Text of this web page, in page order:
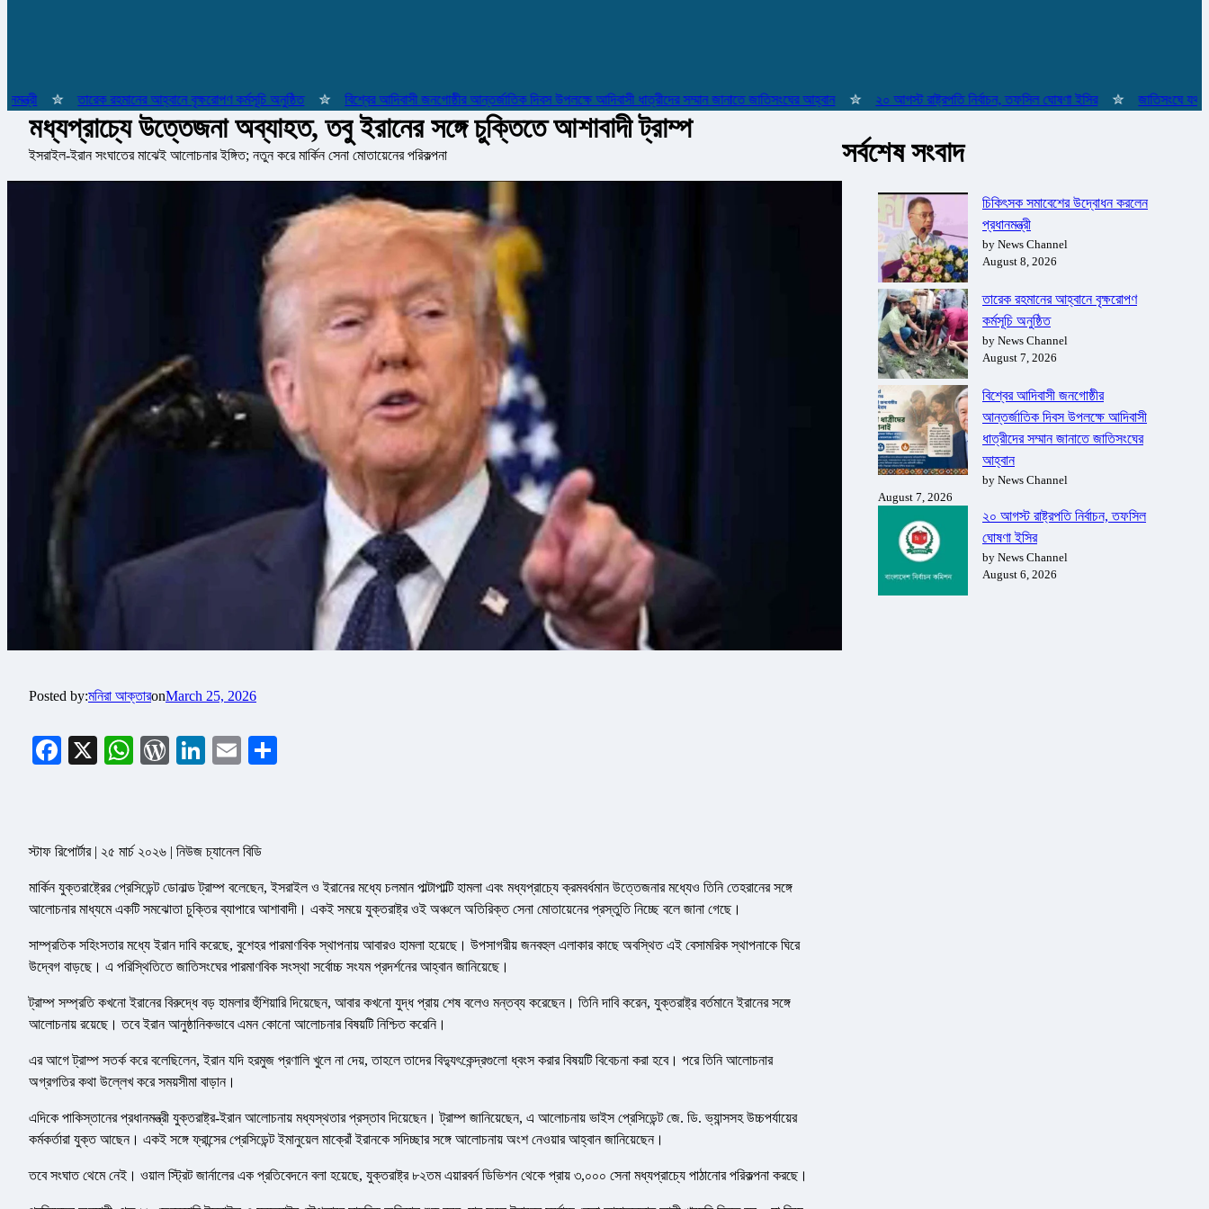
✮ তারেক রহমানের আহ্বানে বৃক্ষরোপণ কর্মসূচি অনুষ্ঠিত ✮ বিশ্বের আদিবাসী জনগোষ্ঠীর আন্তর্জাতিক দিবস উপলক্ষে আদিবাসী ধাত্রীদের সম্মান জানাতে জাতিসংঘের আহ্বান ✮ ২০ আগস্ট রাষ্ট্রপতি নির্বাচন, তফসিল ঘোষণা ইসির ✮ জাতিসংঘে যথাযোগ্য
মধ্যপ্রাচ্যে উত্তেজনা অব্যাহত, তবু ইরানের সঙ্গে চুক্তিতে আশাবাদী ট্রাম্প
ইসরাইল-ইরান সংঘাতের মাঝেই আলোচনার ইঙ্গিত; নতুন করে মার্কিন সেনা মোতায়েনের পরিকল্পনা
Posted by:মনিরা আক্তারonMarch 25, 2026
Facebook
X WhatsApp
WordPress
LinkedIn
Email
স্টাফ রিপোর্টার | ২৫ মার্চ ২০২৬ | নিউজ চ্যানেল বিডি
মার্কিন যুক্তরাষ্ট্রের প্রেসিডেন্ট ডোনাল্ড ট্রাম্প বলেছেন, ইসরাইল ও ইরানের মধ্যে চলমান পাল্টাপাল্টি হামলা এবং মধ্যপ্রাচ্যে ক্রমবর্ধমান উত্তেজনার মধ্যেও তিনি তেহরানের সঙ্গে
আলোচনার মাধ্যমে একটি সমঝোতা চুক্তির ব্যাপারে আশাবাদী। একই সময়ে যুক্তরাষ্ট্র ওই অঞ্চলে অতিরিক্ত সেনা মোতায়েনের প্রস্তুতি নিচ্ছে বলে জানা গেছে।
সাম্প্রতিক সহিংসতার মধ্যে ইরান দাবি করেছে, বুশেহর পারমাণবিক স্থাপনায় আবারও হামলা হয়েছে। উপসাগরীয় জনবহুল এলাকার কাছে অবস্থিত এই বেসামরিক স্থাপনাকে ঘিরে
উদ্বেগ বাড়ছে। এ পরিস্থিতিতে জাতিসংঘের পারমাণবিক সংস্থা সর্বোচ্চ সংযম প্রদর্শনের আহ্বান জানিয়েছে।
ট্রাম্প সম্প্রতি কখনো ইরানের বিরুদ্ধে বড় হামলার হুঁশিয়ারি দিয়েছেন, আবার কখনো যুদ্ধ প্রায় শেষ বলেও মন্তব্য করেছেন। তিনি দাবি করেন, যুক্তরাষ্ট্র বর্তমানে ইরানের সঙ্গে
আলোচনায় রয়েছে। তবে ইরান আনুষ্ঠানিকভাবে এমন কোনো আলোচনার বিষয়টি নিশ্চিত করেনি।
এর আগে ট্রাম্প সতর্ক করে বলেছিলেন, ইরান যদি হরমুজ প্রণালি খুলে না দেয়, তাহলে তাদের বিদ্যুৎকেন্দ্রগুলো ধ্বংস করার বিষয়টি বিবেচনা করা হবে। পরে তিনি আলোচনার
অগ্রগতির কথা উল্লেখ করে সময়সীমা বাড়ান।
এদিকে পাকিস্তানের প্রধানমন্ত্রী যুক্তরাষ্ট্র-ইরান আলোচনায় মধ্যস্থতার প্রস্তাব দিয়েছেন। ট্রাম্প জানিয়েছেন, এ আলোচনায় ভাইস প্রেসিডেন্ট জে. ডি. ভ্যান্সসহ উচ্চপর্যায়ের
কর্মকর্তারা যুক্ত আছেন। একই সঙ্গে ফ্রান্সের প্রেসিডেন্ট ইমানুয়েল মাক্রোঁ ইরানকে সদিচ্ছার সঙ্গে আলোচনায় অংশ নেওয়ার আহ্বান জানিয়েছেন।
তবে সংঘাত থেমে নেই। ওয়াল স্ট্রিট জার্নালের এক প্রতিবেদনে বলা হয়েছে, যুক্তরাষ্ট্র ৮২তম এয়ারবর্ন ডিভিশন থেকে প্রায় ৩,০০০ সেনা মধ্যপ্রাচ্যে পাঠানোর পরিকল্পনা করছে।
সর্বশেষ সংবাদ
চিকিৎসক সমাবেশের উদ্বোধন করলেন
প্রধানমন্ত্রী
by News Channel
August 8, 2026
তারেক রহমানের আহ্বানে বৃক্ষরোপণ
কর্মসূচি অনুষ্ঠিত
by News Channel
August 7, 2026
বিশ্বের আদিবাসী জনগোষ্ঠীর
আন্তর্জাতিক দিবস উপলক্ষে আদিবাসী
ধাত্রীদের সম্মান জানাতে জাতিসংঘের
আহ্বান
by News Channel
August 7, 2026
২০ আগস্ট রাষ্ট্রপতি নির্বাচন, তফসিল
ঘোষণা ইসির
by News Channel
August 6, 2026